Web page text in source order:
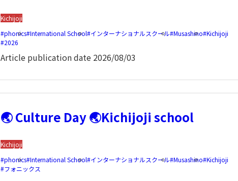
Kichijoji
phonics International School インターナショナルスクール Musashino Kichijoji
2026
Article publication date 2026/08/03
🌏 Culture Day 🌏Kichijoji school
Kichijoji
phonics International School インターナショナルスクール Musashino Kichijoji
フォニックス